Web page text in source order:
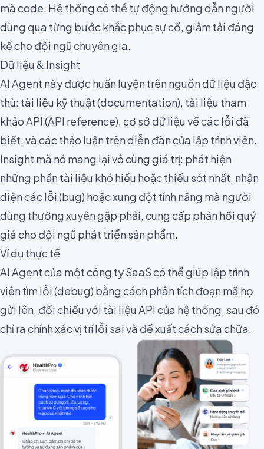
mã code. Hệ thống có thể tự động hướng dẫn người
dùng qua từng bước khắc phục sự cố, giảm tải đáng
kể cho đội ngũ chuyên gia.
Dữ liệu & Insight
AI Agent này được huấn luyện trên nguồn dữ liệu đặc
thù: tài liệu kỹ thuật (documentation), tài liệu tham
khảo API (API reference), cơ sở dữ liệu về các lỗi đã
biết, và các thảo luận trên diễn đàn của lập trình viên.
Insight mà nó mang lại vô cùng giá trị: phát hiện
những phần tài liệu khó hiểu hoặc thiếu sót nhất, nhận
diện các lỗi (bug) hoặc xung đột tính năng mà người
dùng thường xuyên gặp phải, cung cấp phản hồi quý
giá cho đội ngũ phát triển sản phẩm.
Ví dụ thực tế
AI Agent của một công ty SaaS có thể giúp lập trình
viên tìm lỗi (debug) bằng cách phân tích đoạn mã họ
gửi lên, đối chiếu với tài liệu API của hệ thống, sau đó
chỉ ra chính xác vị trí lỗi sai và đề xuất cách sửa chữa.